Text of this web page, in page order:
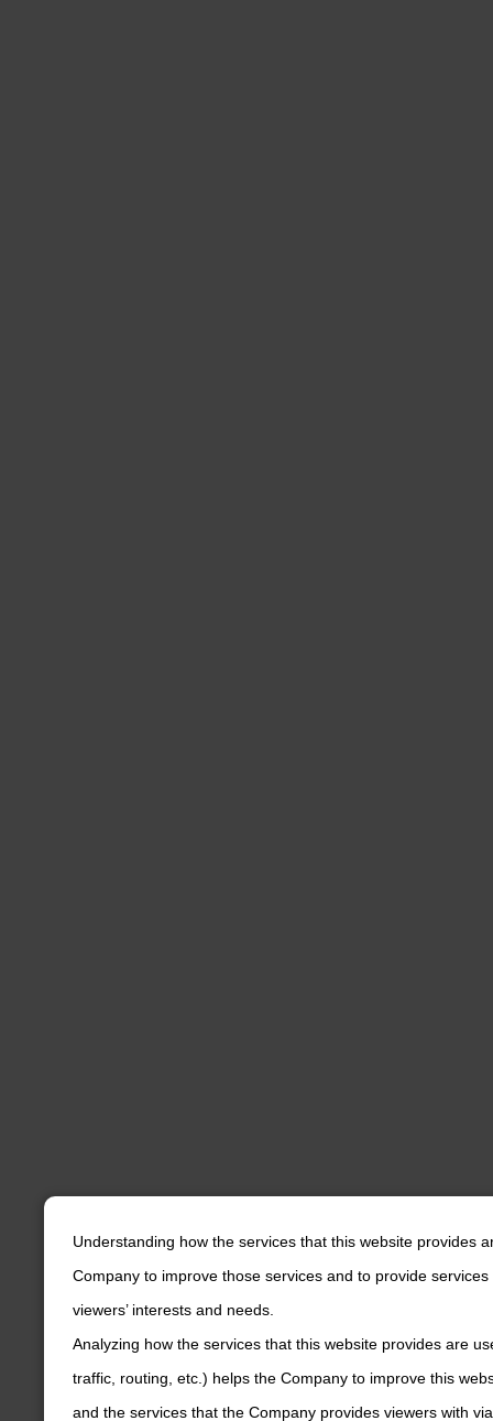
Understanding how the services that this website provides
Company to improve those services and to provide
viewers’ interests and needs.
Analyzing how the services that this website provides are
traffic, routing, etc.) helps the Company to improve this
and the services that the Company provides viewers with